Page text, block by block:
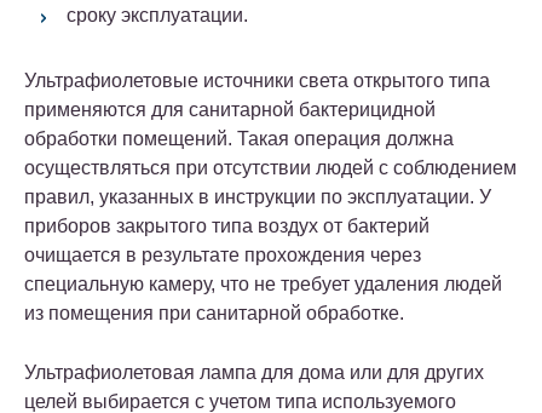
сроку эксплуатации.
Ультрафиолетовые источники света открытого типа
применяются для санитарной бактерицидной
обработки помещений. Такая операция должна
осуществляться при отсутствии людей с соблюдением
правил, указанных в инструкции по эксплуатации. У
приборов закрытого типа воздух от бактерий
очищается в результате прохождения через
специальную камеру, что не требует удаления людей
из помещения при санитарной обработке.
Ультрафиолетовая лампа для дома или для других
целей выбирается с учетом типа используемого